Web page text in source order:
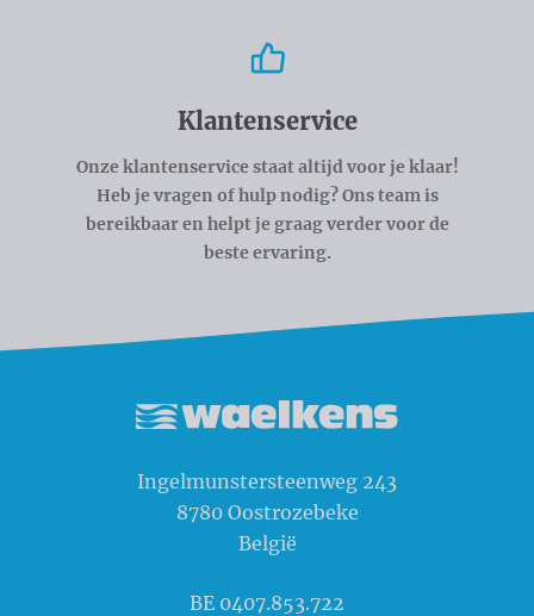
Klantenservice
Onze klantenservice staat altijd voor je klaar!
Heb je vragen of hulp nodig? Ons team is
bereikbaar en helpt je graag verder voor de
beste ervaring.
Ingelmunstersteenweg 243
8780 Oostrozebeke
België
BE 0407.853.722